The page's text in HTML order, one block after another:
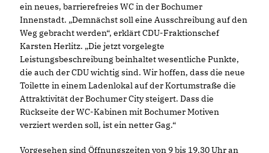
ein neues, barrierefreies WC in der Bochumer
Innenstadt. „Demnächst soll eine Ausschreibung auf den
Weg gebracht werden“, erklärt CDU-Fraktionschef
Karsten Herlitz. „Die jetzt vorgelegte
Leistungsbeschreibung beinhaltet wesentliche Punkte,
die auch der CDU wichtig sind. Wir hoffen, dass die neue
Toilette in einem Ladenlokal auf der Kortumstraße die
Attraktivität der Bochumer City steigert. Dass die
Rückseite der WC-Kabinen mit Bochumer Motiven
verziert werden soll, ist ein netter Gag.“
Vorgesehen sind Öffnungszeiten von 9 bis 19.30 Uhr an